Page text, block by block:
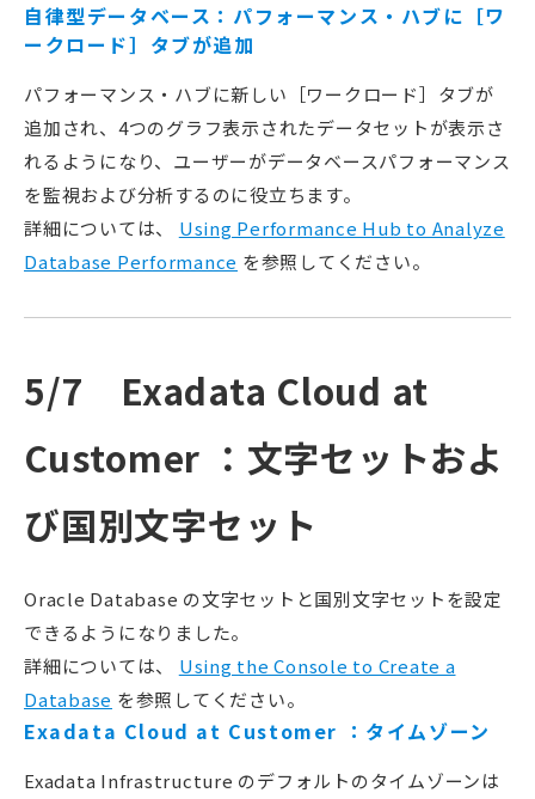
自律型データベース：パフォーマンス・ハブに［ワ
ークロード］タブが追加
パフォーマンス・ハブに新しい［ワークロード］タブが
追加され、4つのグラフ表示されたデータセットが表示さ
れるようになり、ユーザーがデータベースパフォーマンス
を監視および分析するのに役立ちます。
詳細については、 Using Performance Hub to Analyze
Database Performance を参照してください。
5/7 Exadata Cloud at
Customer ：文字セットおよ
び国別文字セット
Oracle Database の文字セットと国別文字セットを設定
できるようになりました。
詳細については、 Using the Console to Create a
Database を参照してください。
Exadata Cloud at Customer ：タイムゾーン
Exadata Infrastructure のデフォルトのタイムゾーンは